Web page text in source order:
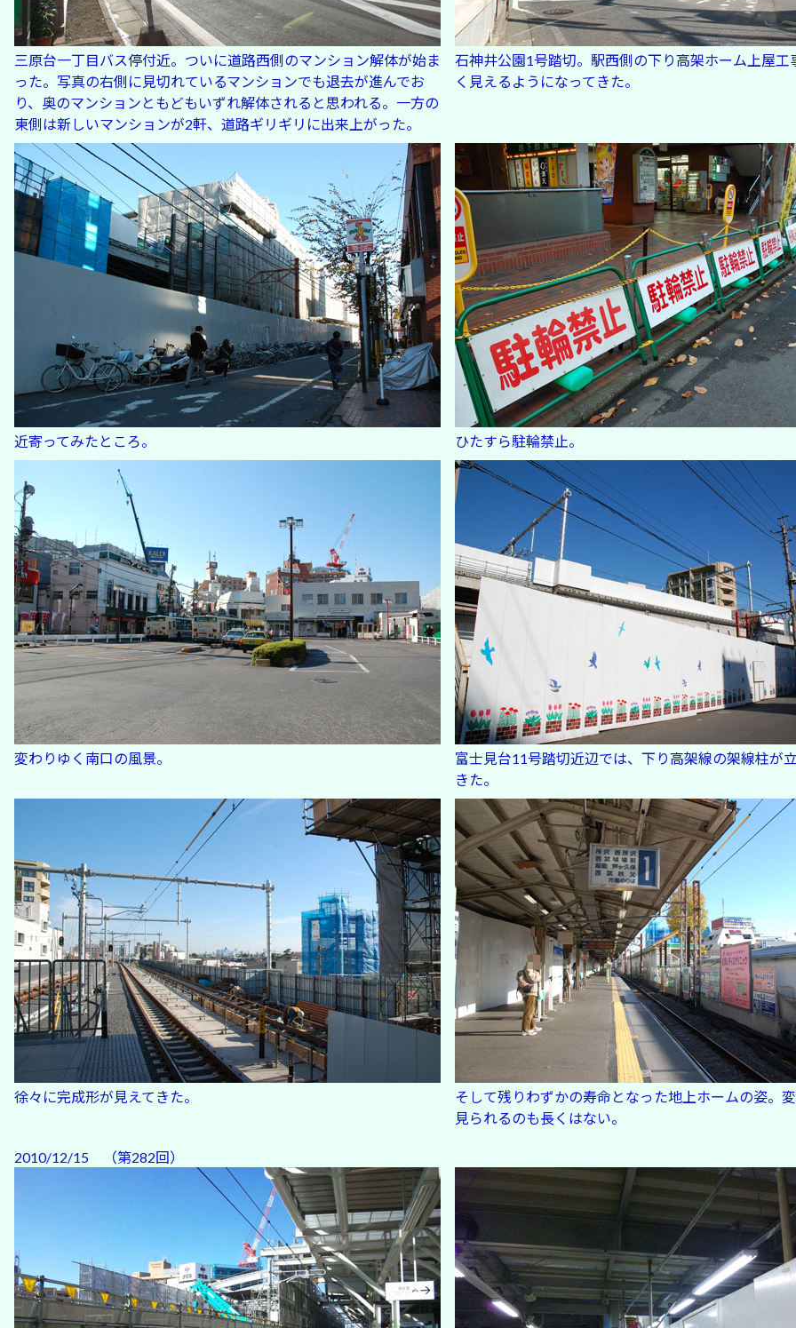
三原台一丁目バス停付近。ついに道路西側のマンション解体が始ま
った。写真の右側に見切れているマンションでも退去が進んでお
り、奥のマンションともどもいずれ解体されると思われる。一方の
東側は新しいマンションが2軒、道路ギリギリに出来上がった。
石神井公園1号踏切。駅西側の下り高架ホーム上屋工
く見えるようになってきた。
近寄ってみたところ。 ひたすら駐輪禁止。
変わりゆく南口の風景。
富士見台11号踏切近辺では、下り高架線の架線柱が
きた。
徐々に完成形が見えてきた。
そして残りわずかの寿命となった地上ホームの姿。
見られるのも長くはない。
2010/12/15 （第282回）